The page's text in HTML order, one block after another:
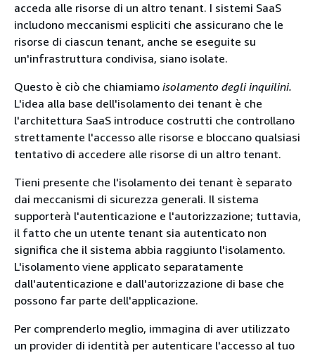
acceda alle risorse di un altro tenant. I sistemi SaaS
includono meccanismi espliciti che assicurano che le
risorse di ciascun tenant, anche se eseguite su
un'infrastruttura condivisa, siano isolate.
Questo è ciò che chiamiamo isolamento degli inquilini.
L'idea alla base dell'isolamento dei tenant è che
l'architettura SaaS introduce costrutti che controllano
strettamente l'accesso alle risorse e bloccano qualsiasi
tentativo di accedere alle risorse di un altro tenant.
Tieni presente che l'isolamento dei tenant è separato
dai meccanismi di sicurezza generali. Il sistema
supporterà l'autenticazione e l'autorizzazione; tuttavia,
il fatto che un utente tenant sia autenticato non
significa che il sistema abbia raggiunto l'isolamento.
L'isolamento viene applicato separatamente
dall'autenticazione e dall'autorizzazione di base che
possono far parte dell'applicazione.
Per comprenderlo meglio, immagina di aver utilizzato
un provider di identità per autenticare l'accesso al tuo